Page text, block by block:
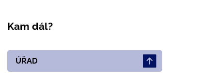
Kam dál?
ÚŘAD